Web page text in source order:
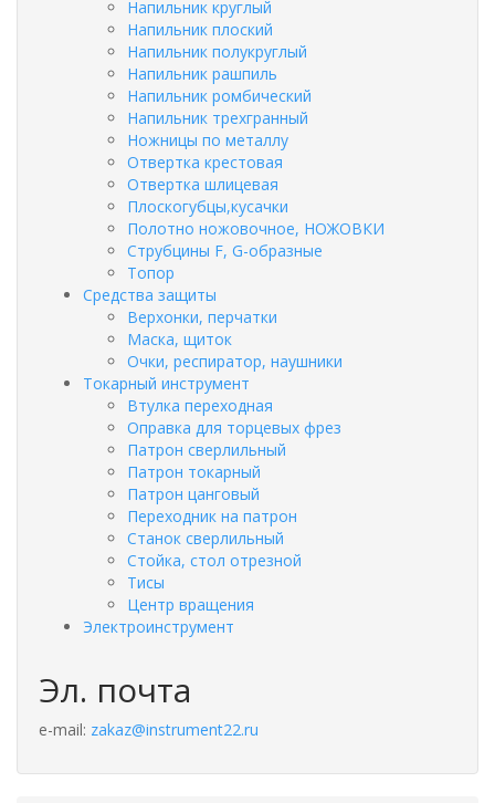
Напильник круглый
Напильник плоский
Напильник полукруглый
Напильник рашпиль
Напильник ромбический
Напильник трехгранный
Ножницы по металлу
Отвертка крестовая
Отвертка шлицевая
Плоскогубцы,кусачки
Полотно ножовочное, НОЖОВКИ
Струбцины F, G-образные
Топор
Средства защиты
Верхонки, перчатки
Маска, щиток
Очки, респиратор, наушники
Токарный инструмент
Втулка переходная
Оправка для торцевых фрез
Патрон сверлильный
Патрон токарный
Патрон цанговый
Переходник на патрон
Станок сверлильный
Стойка, стол отрезной
Тисы
Центр вращения
Электроинструмент
Эл. почта
e-mail: zakaz@instrument22.ru